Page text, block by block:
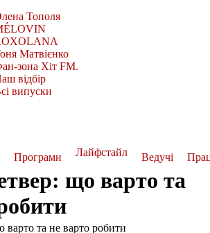
Тополя
Матвієнко
зона Хіт FM.
відбір
випуски
Програми Лайфстайл Ведучі
що варто та